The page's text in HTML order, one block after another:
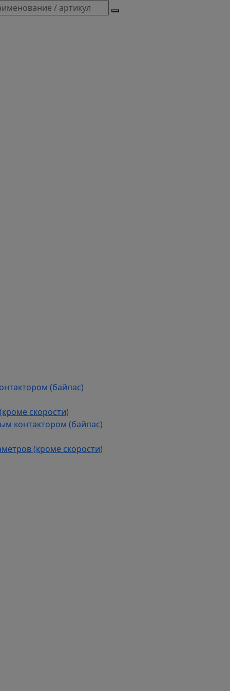
(байпас)
скорости)
контактором (байпас)
(кроме скорости)